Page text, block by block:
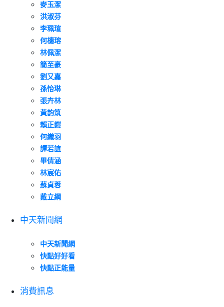
麥玉潔
洪淑芬
李珮瑄
何橞瑢
林佩潔
簡至豪
劉又嘉
孫怡琳
張卉林
黃韵筑
賴正鎧
何織羽
譚若誼
畢倩涵
林宸佑
蘇貞蓉
戴立綱
中天新聞網
中天新聞網
快點好好看
快點正能量
消費訊息